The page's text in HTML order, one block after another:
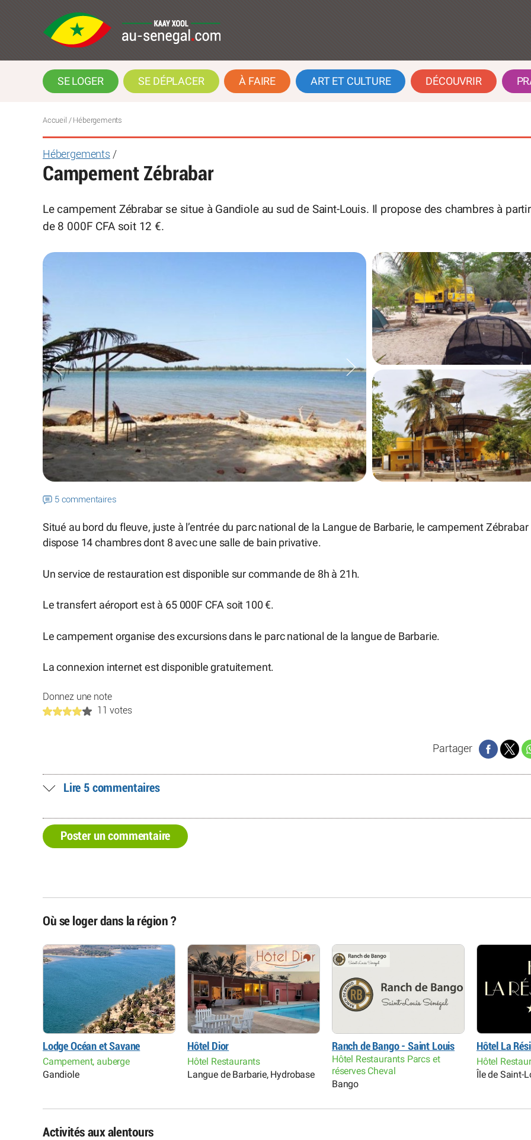
SE LOGER SE DÉPLACER À FAIRE ART ET CULTURE DÉCOUVRIR
Accueil / Hébergements
Hébergements /
Campement Zébrabar
Le campement Zébrabar se situe à Gandiole au sud de Saint-Louis. Il propose des chambres à partir
de 8 000F CFA soit 12 €.
5 commentaires
Situé au bord du fleuve, juste à l’entrée du parc national de la Langue de Barbarie, le campement Zébrabar
dispose 14 chambres dont 8 avec une salle de bain privative.
Un service de restauration est disponible sur commande de 8h à 21h.
Le transfert aéroport est à 65 000F CFA soit 100 €.
Le campement organise des excursions dans le parc national de la langue de Barbarie.
La connexion internet est disponible gratuitement.
Donnez une note
11 votes
Partager
Lire 5 commentaires
Poster un commentaire
Où se loger dans la région ?
Lodge Océan et Savane
Campement, auberge
Gandiole
Hôtel Dior
Hôtel Restaurants
Langue de Barbarie, Hydrobase
Ranch de Bango - Saint Louis
Hôtel Restaurants Parcs et
réserves Cheval
Bango
Hôtel La
Hôtel
Île de Saint-
Activités aux alentours